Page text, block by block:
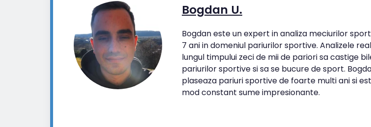
Bogdan U.
Bogdan este un expert in analiza meciurilor
7 ani in domeniul pariurilor sportive. Analizele
lungul timpului zeci de mii de pariori sa castige
pariurilor sportive si sa se bucure de sport.
plaseaza pariuri sportive de foarte multi ani si
mod constant sume impresionante.